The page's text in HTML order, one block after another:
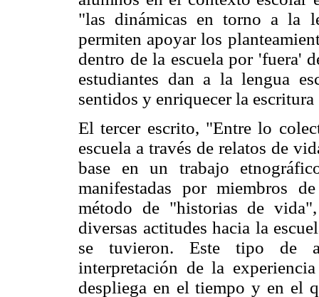
"las dinámicas en torno a la
permiten apoyar los
dentro de la escuela por 'fuera'
estudiantes dan a la lengua
sentidos y enriquecer la
El tercer escrito, "Entre lo
escuela a través de relatos de
base en un trabajo
manifestadas por miembros
método de "historias de
diversas actitudes hacia la
se tuvieron. Este tipo de
interpretación de la
despliega en el tiempo y en el